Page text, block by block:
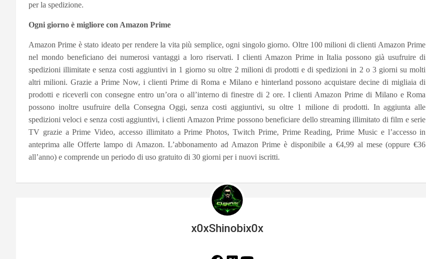
per la spedizione.
Ogni giorno è migliore con Amazon Prime
Amazon Prime è stato ideato per rendere la vita più semplice, ogni singolo giorno. Oltre 100 milioni di clienti Amazon Prime
nel mondo beneficiano dei numerosi vantaggi a loro riservati. I clienti Amazon Prime in Italia possono già usufruire di
spedizioni illimitate e senza costi aggiuntivi in 1 giorno su oltre 2 milioni di prodotti e di spedizioni in 2 o 3 giorni su molti
altri milioni. Grazie a Prime Now, i clienti Prime di Roma e Milano e hinterland possono acquistare decine di migliaia di
prodotti e riceverli con consegne entro un’ora o all’interno di finestre di 2 ore. I clienti Amazon Prime di Milano e Roma
possono inoltre usufruire della Consegna Oggi, senza costi aggiuntivi, su oltre 1 milione di prodotti. In aggiunta alle
spedizioni veloci e senza costi aggiuntivi, i clienti Amazon Prime possono beneficiare dello streaming illimitato di film e serie
TV grazie a Prime Video, accesso illimitato a Prime Photos, Twitch Prime, Prime Reading, Prime Music e l’accesso in
anteprima alle Offerte lampo di Amazon. L’abbonamento ad Amazon Prime è disponibile a €4,99 al mese (oppure €36
all’anno) e comprende un periodo di uso gratuito di 30 giorni per i nuovi iscritti.
x0xShinobix0x